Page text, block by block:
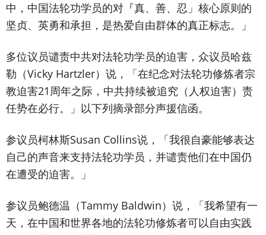
中，中国法轮功学员的对『真、善、忍」核心原则的
坚贞、英勇和承担，是热爱自由群体的真正标志。」
多位议员谴责中共对法轮功学员的迫害，众议员哈兹
勒（Vicky Hartzler）说，「在纪念对法轮功修炼者宗
教迫害21周年之际，中共持续被追究（人权迫害）责
任势在必行。」以下列摘录部分声援信函。
参议员柯林斯Susan Collins说，「我很自豪能够表达
自己的声音来支持法轮功学员，并谴责他们在中国仍
在遭受的迫害。」
参议员鲍德温（Tammy Baldwin）说，「我希望有一
天，在中国和世界各地的法轮功修炼者可以自由实践